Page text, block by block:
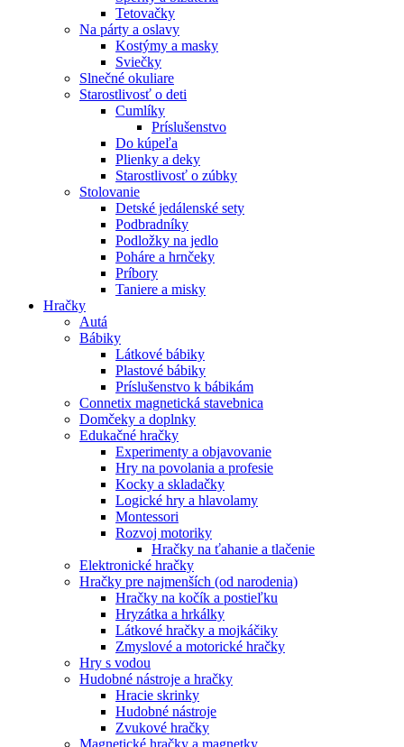
Tetovačky
Na párty a oslavy
Kostýmy a masky
Sviečky
Slnečné okuliare
Starostlivosť o deti
Cumlíky
Príslušenstvo
Do kúpeľa
Plienky a deky
Starostlivosť o zúbky
Stolovanie
Detské jedálenské sety
Podbradníky
Podložky na jedlo
Poháre a hrnčeky
Príbory
Taniere a misky
Hračky
Autá
Bábiky
Látkové bábiky
Plastové bábiky
Príslušenstvo k bábikám
Connetix magnetická stavebnica
Domčeky a doplnky
Edukačné hračky
Experimenty a objavovanie
Hry na povolania a profesie
Kocky a skladačky
Logické hry a hlavolamy
Montessori
Rozvoj motoriky
Hračky na ťahanie a tlačenie
Elektronické hračky
Hračky pre najmenších (od narodenia)
Hračky na kočík a postieľku
Hryzátka a hrkálky
Látkové hračky a mojkáčiky
Zmyslové a motorické hračky
Hry s vodou
Hudobné nástroje a hračky
Hracie skrinky
Hudobné nástroje
Zvukové hračky